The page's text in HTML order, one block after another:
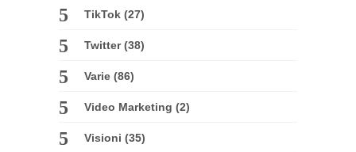
TikTok (27)
Twitter(38)
Varie (86)
Video Marketing (2)
Visioni (35)